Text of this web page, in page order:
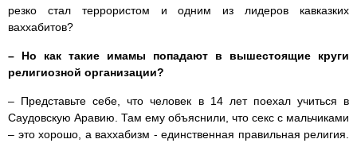
резко стал террористом и одним из лидеров кавказких
ваххабитов?
– Но как такие имамы попадают в вышестоящие круги
религиозной организации?
– Представьте себе, что человек в 14 лет поехал учиться в
Саудовскую Аравию. Там ему объяснили, что секс с мальчиками
– это хорошо, а ваххабизм - единственная правильная религия.